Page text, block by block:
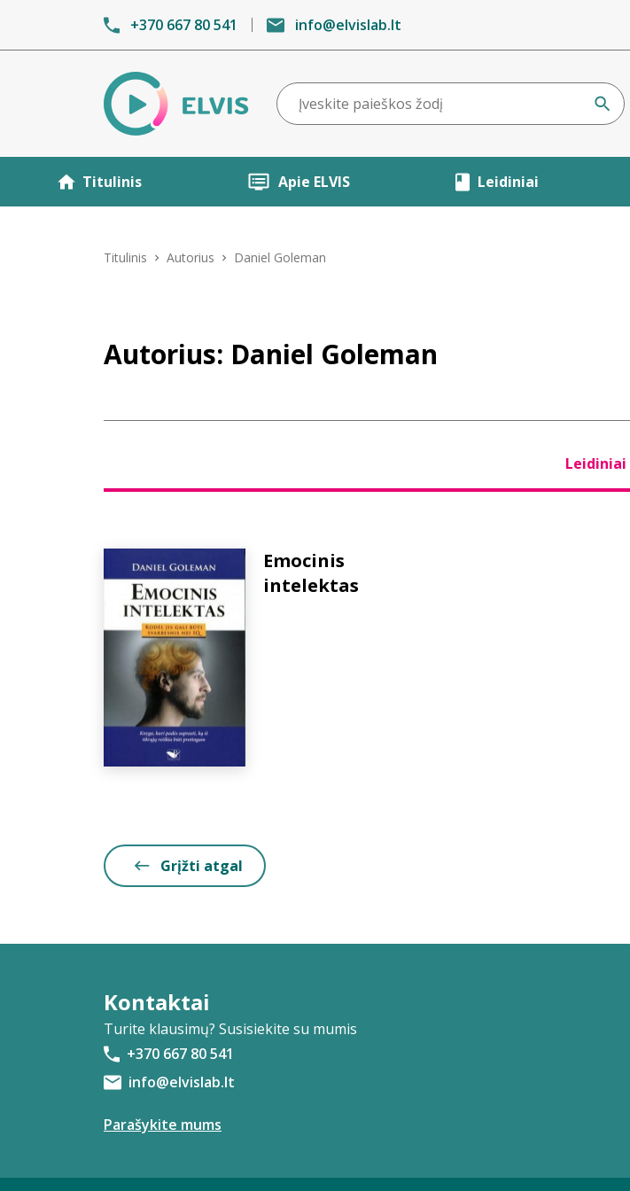
+370 667 80 541 info@elvislab.lt
Titulinis Apie ELVIS Leidiniai
Titulinis Autorius Daniel Goleman
Autorius: Daniel Goleman
Leidiniai
Emocinis
intelektas
Grįžti atgal
Kontaktai
Turite klausimų? Susisiekite su mumis
+370 667 80 541
info@elvislab.lt
Parašykite mums